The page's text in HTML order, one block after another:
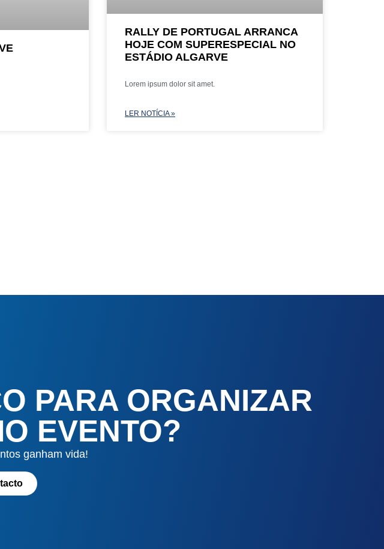
RALLY DE PORTUGAL ARRANCA
HOJE COM SUPERESPECIAL NO
ESTÁDIO ALGARVE
Lorem ipsum dolor sit amet.
LER NOTÍCIA »
PARA ORGANIZAR
EVENTO?
ganham vida!